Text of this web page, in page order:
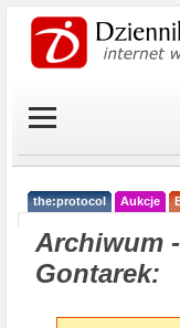
the:protocol Aukcje
Archiwum
Gontarek: